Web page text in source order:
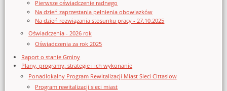
Pierwsze oświadczenie radnego
Na dzień zaprzestania pełnienia obowiązków
Na dzień rozwiązania stosunku pracy - 27.10.2025
Oświadczenia - 2026 rok
Oświadczenia za rok 2025
Raport o stanie Gminy
Plany, programy, strategie i ich wykonanie
Ponadlokalny Program Rewitalizacji Miast Sieci Cittaslow
Program rewitalizacji sieci miast